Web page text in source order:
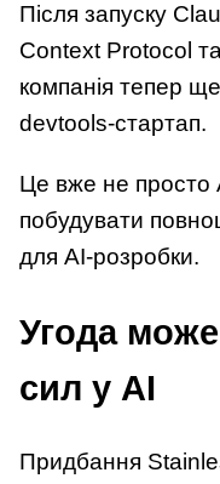
Після запуску
Context Protocol
компанія тепер
devtools-стартап.
Це вже не просто
побудувати
для AI-розробки.
Угода
сил у AI
Придбання